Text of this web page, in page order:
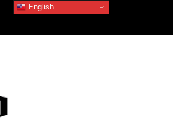
English